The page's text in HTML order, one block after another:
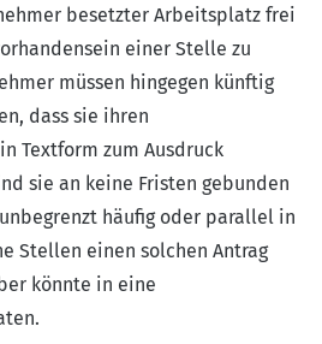
besetzter Arbeitsplatz frei
einer Stelle zu
müssen hingegen künftig
dass sie ihren
Textform zum Ausdruck
sie an keine Fristen gebunden
häufig oder parallel in
Stellen einen solchen Antrag
könnte in eine